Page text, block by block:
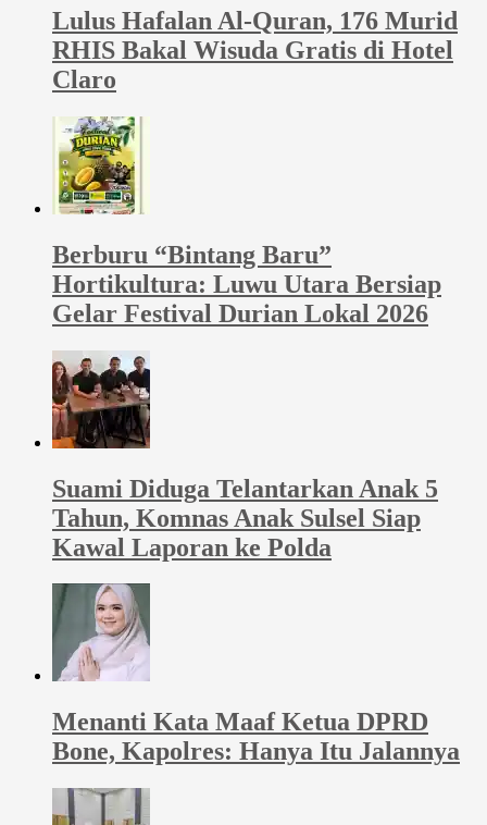
Lulus Hafalan Al-Quran, 176 Murid
RHIS Bakal Wisuda Gratis di Hotel
Claro
Berburu “Bintang Baru”
Hortikultura: Luwu Utara Bersiap
Gelar Festival Durian Lokal 2026
Suami Diduga Telantarkan Anak 5
Tahun, Komnas Anak Sulsel Siap
Kawal Laporan ke Polda
Menanti Kata Maaf Ketua DPRD
Bone, Kapolres: Hanya Itu Jalannya